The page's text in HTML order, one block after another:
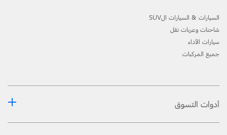
السيارات & السيارات الSUV
شاحنات وعربات نقل
سيارات الأداء
جميع المركبات
أدوات التسوق